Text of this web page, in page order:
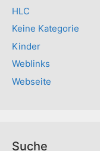
HLC
Keine Kategorie
Kinder
Weblinks
Webseite
Suche